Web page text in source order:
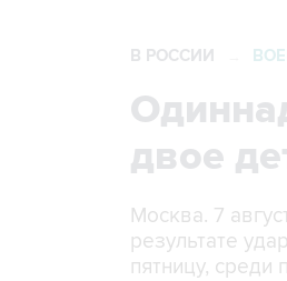
В РОССИИ
двое
Москва. 7
результате
пятницу, среди